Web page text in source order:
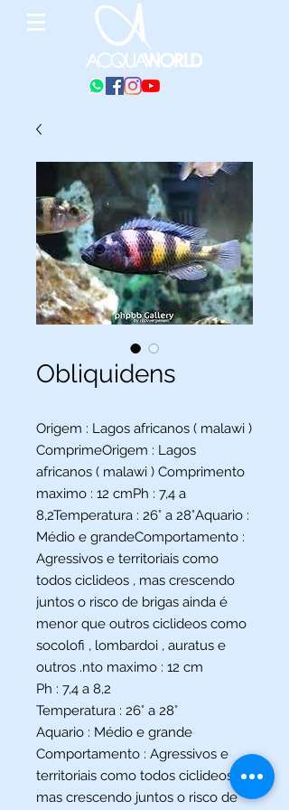
Obliquidens
Origem : Lagos africanos ( malawi )
ComprimeOrigem : Lagos
africanos ( malawi ) Comprimento
maximo : 12 cmPh : 7,4 a
8,2Temperatura : 26° a 28°Aquario :
Médio e grandeComportamento :
Agressivos e territoriais como
todos ciclideos , mas crescendo
juntos o risco de brigas ainda é
menor que outros ciclideos como
socolofi , lombardoi , auratus e
outros .nto maximo : 12 cm
Ph : 7,4 a 8,2
Temperatura : 26° a 28°
Aquario : Médio e grande
Comportamento : Agressivos e
territoriais como todos ciclideos ,
mas crescendo juntos o risco de